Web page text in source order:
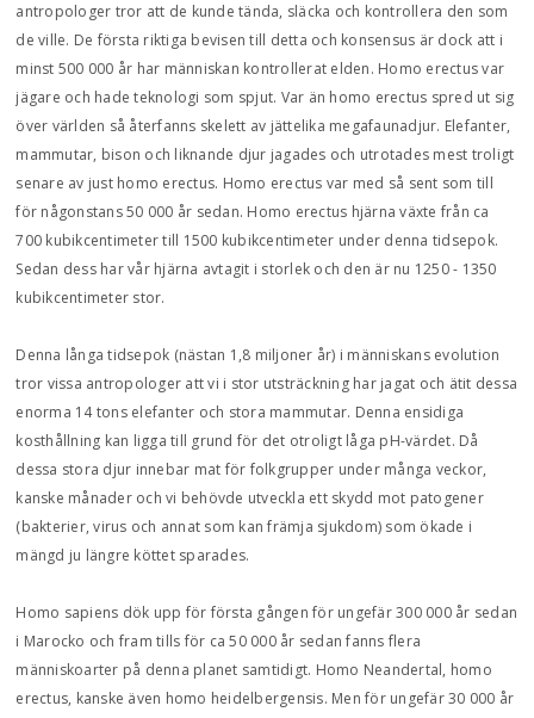
antropologer tror att de kunde tända, släcka och kontrollera den som
de ville. De första riktiga bevisen till detta och konsensus är dock att i
minst 500 000 år har människan kontrollerat elden. Homo erectus var
jägare och hade teknologi som spjut. Var än homo erectus spred ut sig
över världen så återfanns skelett av jättelika megafaunadjur. Elefanter,
mammutar, bison och liknande djur jagades och utrotades mest troligt
senare av just homo erectus. Homo erectus var med så sent som till
för någonstans 50 000 år sedan. Homo erectus hjärna växte från ca
700 kubikcentimeter till 1500 kubikcentimeter under denna tidsepok.
Sedan dess har vår hjärna avtagit i storlek och den är nu 1250 - 1350
kubikcentimeter stor.
Denna långa tidsepok (nästan 1,8 miljoner år) i människans evolution
tror vissa antropologer att vi i stor utsträckning har jagat och ätit dessa
enorma 14 tons elefanter och stora mammutar. Denna ensidiga
kosthållning kan ligga till grund för det otroligt låga pH-värdet. Då
dessa stora djur innebar mat för folkgrupper under många veckor,
kanske månader och vi behövde utveckla ett skydd mot patogener
(bakterier, virus och annat som kan främja sjukdom) som ökade i
mängd ju längre köttet sparades.
Homo sapiens dök upp för första gången för ungefär 300 000 år sedan
i Marocko och fram tills för ca 50 000 år sedan fanns flera
människoarter på denna planet samtidigt. Homo Neandertal, homo
erectus, kanske även homo heidelbergensis. Men för ungefär 30 000 år